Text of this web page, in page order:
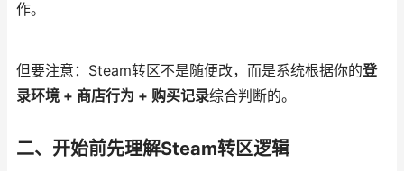
作。
但要注意：Steam转区不是随便改，而是系统根据你的登
录环境 + 商店行为 + 购买记录综合判断的。
二、开始前先理解Steam转区逻辑